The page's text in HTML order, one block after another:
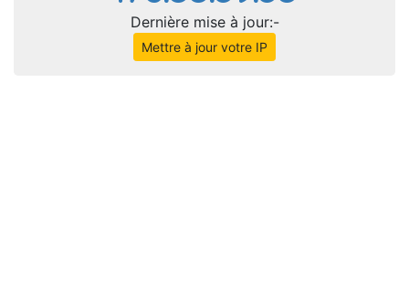
Dernière mise à jour:-
Mettre à jour votre IP